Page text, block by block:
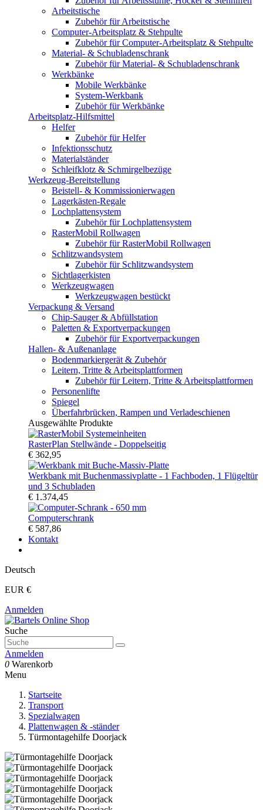
Arbeitstische
Zubehör für Arbeitstische
Computer-Arbeitsplatz & Stehpulte
Zubehör für Computer-Arbeitsplatz & Stehpulte
Material- & Schubladenschrank
Zubehör für Material- & Schubladenschrank
Werkbänke
Mobile Werkbänke
System-Werkbank
Zubehör für Werkbänke
Arbeitsplatz-Hilfsmittel
Helfer
Zubehör für Helfer
Infektionsschutz
Materialständer
Schleifklotz & Schmirgelbezüge
Werkzeug-Bereitstellung
Beistell- & Kommissionierwagen
Lagerkästen-Regale
Lochplattensystem
Zubehör für Lochplattensystem
RasterMobil Rollwagen
Zubehör für RasterMobil Rollwagen
Schlitzwandsystem
Zubehör für Schlitzwandsystem
Sichtlagerkisten
Werkzeugwagen
Werkzeugwagen bestückt
Verpackung & Versand
Chip-Sauger & Abfüllstation
Paletten & Exportverpackungen
Zubehör für Exportverpackungen
Hallen- & Außenanlage
Bodenmarkiergerät & Zubehör
Leitern, Tritte & Arbeitsplattformen
Zubehör für Leitern, Tritte & Arbeitsplattformen
Personenlifte
Spiegel
Überfahrbrücken, Rampen und Verladeschienen
Ausgewählte Produkte
RasterPlan Stellwände - Doppelseitig
€ 362,95
Werkbank mit Buchenmassivplatte - 1 Fachboden, 1 Flügeltür
und 3 Schubladen
€ 1.374,45
Computerschrank
€ 587,86
Kontakt
Deutsch
EUR €
Anmelden
Suche
Anmelden
0 Warenkorb
Menu
Startseite
Transport
Spezialwagen
Plattenwagen & -ständer
Türmontagehilfe Doorjack